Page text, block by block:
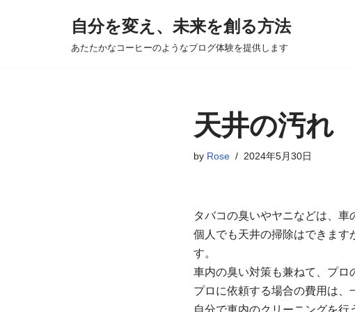
自分を変え、未来を創る方法
あたたかなコーヒーのようなブログ体験を提供します
天井の汚れ
by Rose 2024年5月30日
タバコの臭いやヤニなどは、車
個人でも天井の掃除はできます
す。
車内の臭い対策も兼ねて、プロ
プロに依頼する場合の費用は、
自分で車内のクリーニングを行